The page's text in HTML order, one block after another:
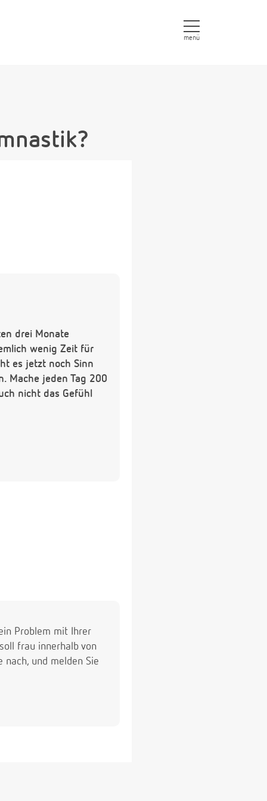
menü
drei Monate
wenig Zeit für
es jetzt noch Sinn
Mache jeden Tag 200
nicht das Gefühl
Problem mit Ihrer
frau innerhalb von
und melden Sie